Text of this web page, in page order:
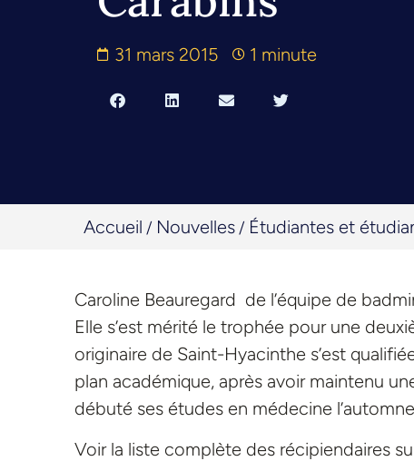
31 mars 2015 1 minute
Accueil / Nouvelles / Étudiantes et
Caroline Beauregard de l’équipe de
Elle s’est mérité le trophée pour une
originaire de Saint-Hyacinthe s’est
plan académique, après avoir maintenu
débuté ses études en médecine
Voir la liste complète des récipiendaires